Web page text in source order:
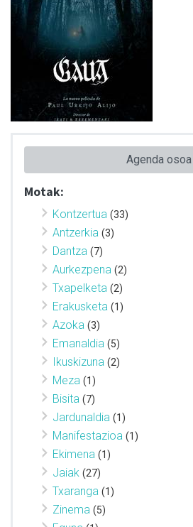
Agenda osoa
Motak:
Kontzertua (33)
Antzerkia (3)
Dantza (7)
Aurkezpena (2)
Txapelketa (2)
Erakusketa (1)
Azoka (3)
Emanaldia (5)
Ikuskizuna (2)
Meza (1)
Bisita (7)
Jardunaldia (1)
Manifestazioa (1)
Ekimena (1)
Jaiak (27)
Txaranga (1)
Zinema (5)